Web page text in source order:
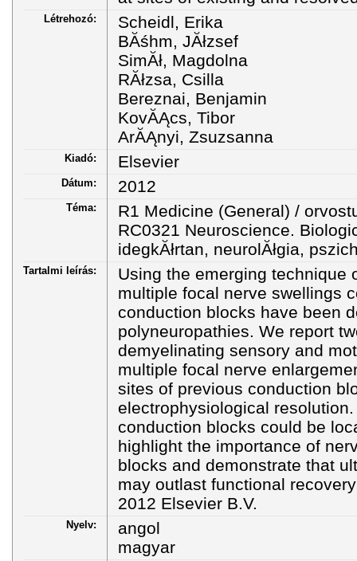
Létrehozó:
Scheidl, Erika
BĂśhm, JĂłzsef
SimĂł, Magdolna
RĂłzsa, Csilla
Bereznai, Benjamin
KovĂĄcs, Tibor
ArĂĄnyi, Zsuzsanna
Kiadó: Elsevier
Dátum: 2012
Téma:
R1 Medicine (General) /
RC0321 Neuroscience.
idegkĂłrtan, neurolĂłgia,
Tartalmi leírás:
Using the emerging technique
multiple focal nerve swellings
conduction blocks have been
polyneuropathies. We report
demyelinating sensory and
multiple focal nerve
sites of previous conduction
electrophysiological
conduction blocks could be
highlight the importance of
blocks and demonstrate that
may outlast functional
2012 Elsevier B.V.
Nyelv:
angol
magyar